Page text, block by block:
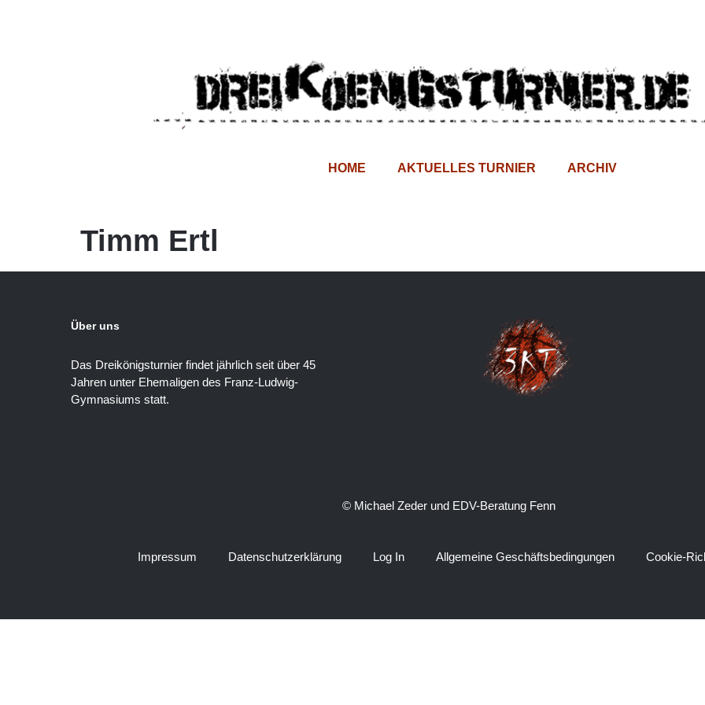
HOME AKTUELLES TURNIER ARCHIV
Timm Ertl
Über uns
Das Dreikönigsturnier findet jährlich seit über 45
Jahren unter Ehemaligen des Franz-Ludwig-
Gymnasiums statt.
© Michael Zeder und EDV-Beratung Fenn
Impressum Datenschutzerklärung Log In Allgemeine Geschäftsbedingungen Cookie-